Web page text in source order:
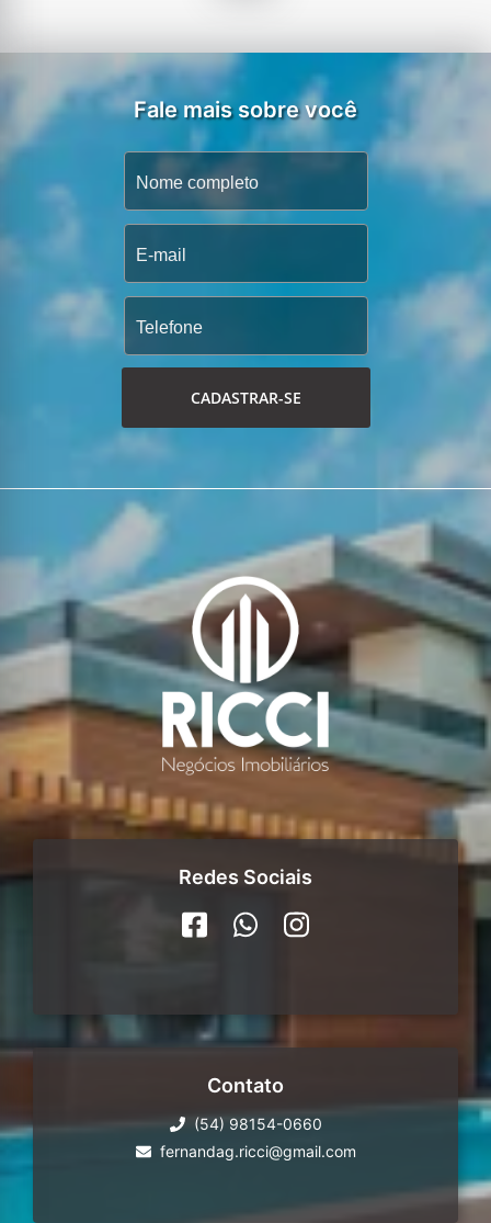
Fale mais sobre você
CADASTRAR-SE
Redes Sociais
Contato
(54) 98154-0660
fernandag.ricci@gmail.com